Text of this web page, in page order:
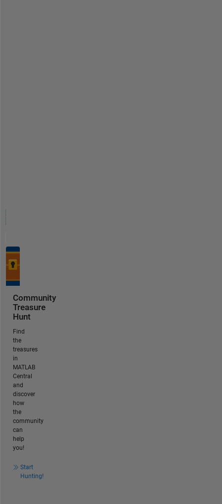
Community
Treasure
Hunt
Find
the
treasures
in
MATLAB
Central
and
discover
how
the
community
can
help
you!
Start
Hunting!